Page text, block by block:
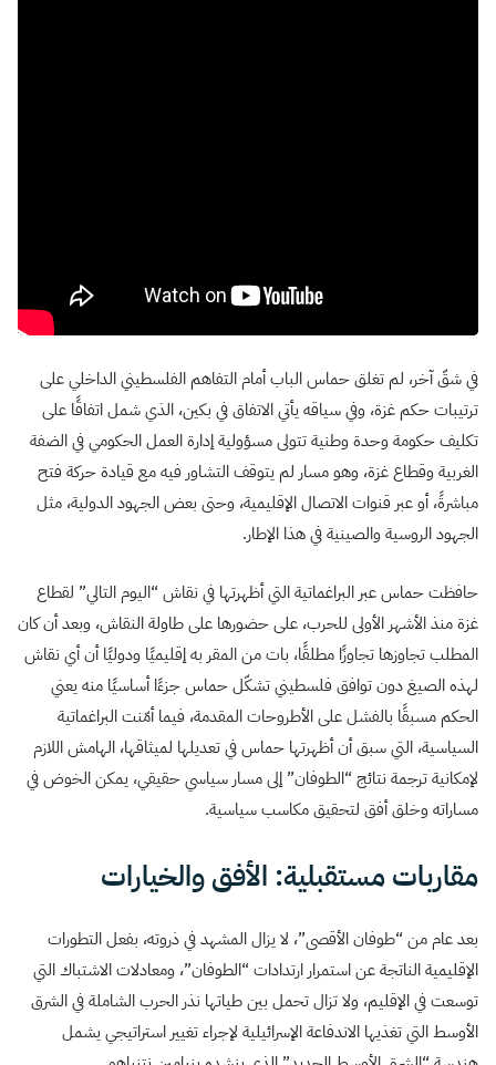
في شقّ آخر، لم تغلق حماس الباب أمام التفاهم الفلسطيني الداخلي على
ترتيبات حكم غزة، وفي سياقه يأتي الاتفاق في بكين، الذي شمل اتفاقًا على
تكليف حكومة وحدة وطنية تتولى مسؤولية إدارة العمل الحكومي في الضفة
الغربية وقطاع غزة، وهو مسار لم يتوقف التشاور فيه مع قيادة حركة فتح
مباشرةً، أو عبر قنوات الاتصال الإقليمية، وحتى بعض الجهود الدولية، مثل
الجهود الروسية والصينية في هذا الإطار.
حافظت حماس عبر البراغماتية التي أظهرتها في نقاش “اليوم التالي” لقطاع
غزة منذ الأشهر الأولى للحرب، على حضورها على طاولة النقاش، وبعد أن كان
المطلب تجاوزها تجاوزًا مطلقًا، بات من المقر به إقليميًا ودوليًا أن أي نقاش
لهذه الصيغ دون توافق فلسطيني تشكّل حماس جزءًا أساسيًا منه يعني
الحكم مسبقًا بالفشل على الأطروحات المقدمة، فيما أمّنت البراغماتية
السياسية، التي سبق أن أظهرتها حماس في تعديلها لميثاقها، الهامش اللازم
لإمكانية ترجمة نتائج “الطوفان” إلى مسار سياسي حقيقي، يمكن الخوض في
مساراته وخلق أفق لتحقيق مكاسب سياسية.
مقاربات مستقبلية: الأفق والخيارات
بعد عام من “طوفان الأقصى”، لا يزال المشهد في ذروته، بفعل التطورات
الإقليمية الناتجة عن استمرار ارتدادات “الطوفان”، ومعادلات الاشتباك التي
توسعت في الإقليم، ولا تزال تحمل بين طياتها نذر الحرب الشاملة في الشرق
الأوسط التي تغذيها الاندفاعة الإسرائيلية لإجراء تغيير استراتيجي يشمل